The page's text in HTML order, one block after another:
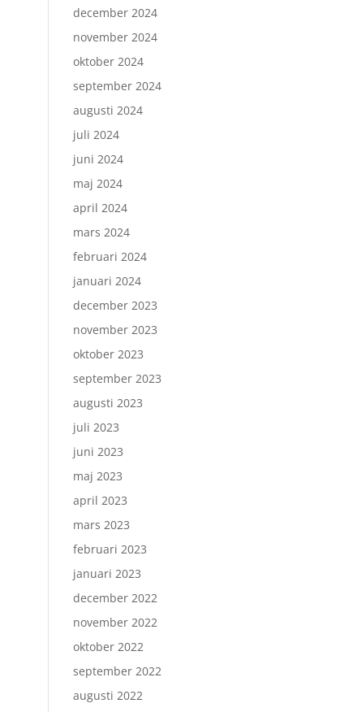
december 2024
november 2024
oktober 2024
september 2024
augusti 2024
juli 2024
juni 2024
maj 2024
april 2024
mars 2024
februari 2024
januari 2024
december 2023
november 2023
oktober 2023
september 2023
augusti 2023
juli 2023
juni 2023
maj 2023
april 2023
mars 2023
februari 2023
januari 2023
december 2022
november 2022
oktober 2022
september 2022
augusti 2022